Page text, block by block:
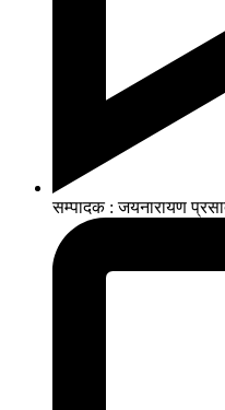
सम्पादक : जयनारायण